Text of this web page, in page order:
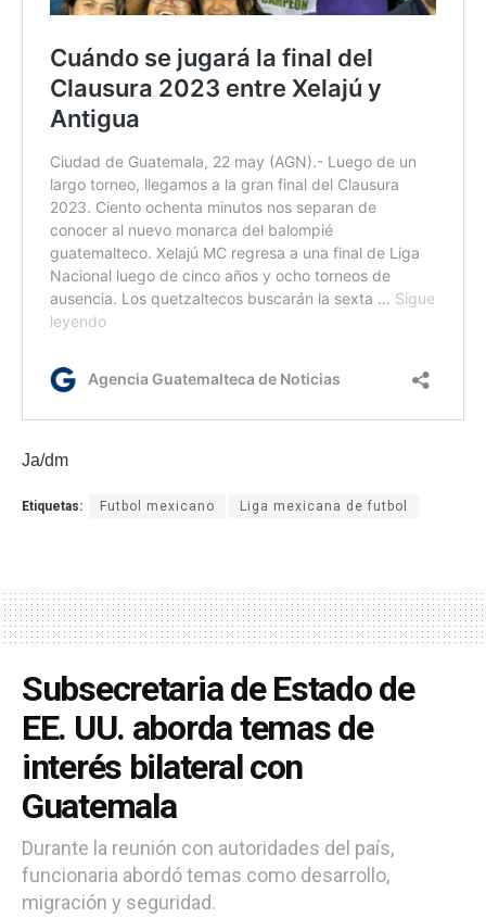
Ja/dm
Etiquetas: Futbol mexicano Liga mexicana de futbol
Subsecretaria de Estado de
EE. UU. aborda temas de
interés bilateral con
Guatemala
Durante la reunión con autoridades del país,
funcionaria abordó temas como desarrollo,
migración y seguridad.